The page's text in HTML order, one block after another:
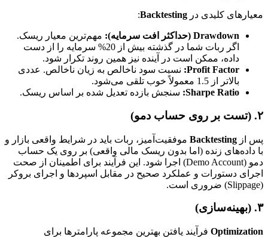
معیارهای کلیدی در Backtesting
:
Drawdown (حداکثر افت سرمایه):
مهم‌ترین معیار ریسک.
اگر ربات شما در گذشته بیش از 20% سرمایه را از دست
داده، ممکن است در آینده نیز همین روند تکرار شود.
Profit Factor: نسبت سود ناخالص به زیان ناخالص. عددی
بالاتر از 1.5 معمولاً خوب تلقی می‌شود.
Sharpe Ratio: سنجش بازده تعدیل شده بر اساس ریسک.
۲. (تست بر روی حساب دمو)
پس از Backtesting موفقیت‌آمیز، ربات باید در شرایط واقعی بازار و
با داده‌های زنده (اما بدون ریسک مالی واقعی) بر روی یک حساب
دمو (Demo Account) اجرا شود. این فرآیند برای اطمینان از صحت
اجرای دستورات و عملکرد صحیح در مقابل اسپردها و اجرای بروکر
(Slippage) ضروری است.
۳. (بهینه‌سازی)
Optimization فرآیند یافتن بهترین مجموعه پارامترها برای